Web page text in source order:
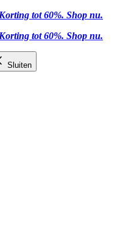
tot 60%. Shop nu.
tot 60%. Shop nu.
Sluiten